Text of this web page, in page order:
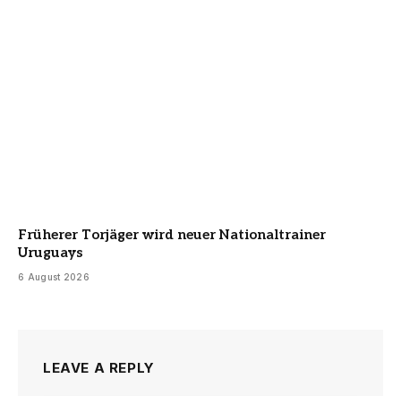
Früherer Torjäger wird neuer Nationaltrainer
Uruguays
6 August 2026
LEAVE A REPLY